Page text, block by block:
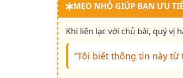
MẸO NHỎ GIÚP BẠN ƯU
Khi liên lạc với chủ bài, quý vị
“Tôi biết thông tin này từ